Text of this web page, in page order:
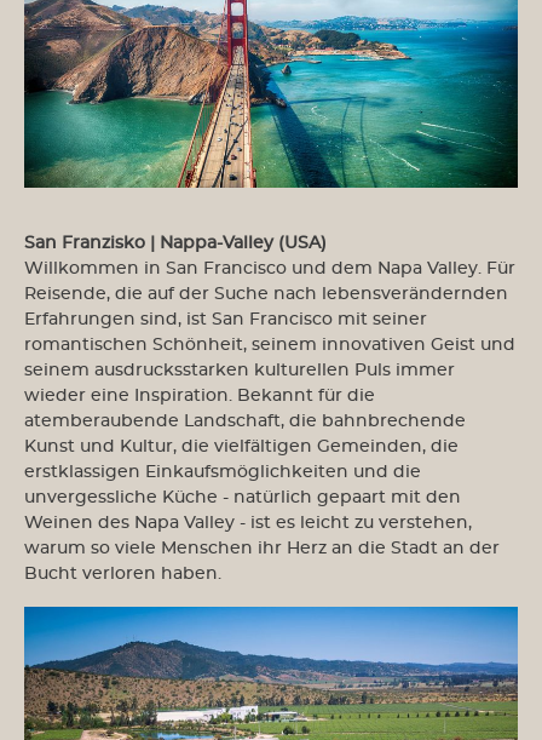
San Franzisko | Nappa-Valley (USA)
Willkommen in San Francisco und dem Napa Valley. Für
Reisende, die auf der Suche nach lebensverändernden
Erfahrungen sind, ist San Francisco mit seiner
romantischen Schönheit, seinem innovativen Geist und
seinem ausdrucksstarken kulturellen Puls immer
wieder eine Inspiration. Bekannt für die
atemberaubende Landschaft, die bahnbrechende
Kunst und Kultur, die vielfältigen Gemeinden, die
erstklassigen Einkaufsmöglichkeiten und die
unvergessliche Küche - natürlich gepaart mit den
Weinen des Napa Valley - ist es leicht zu verstehen,
warum so viele Menschen ihr Herz an die Stadt an der
Bucht verloren haben.